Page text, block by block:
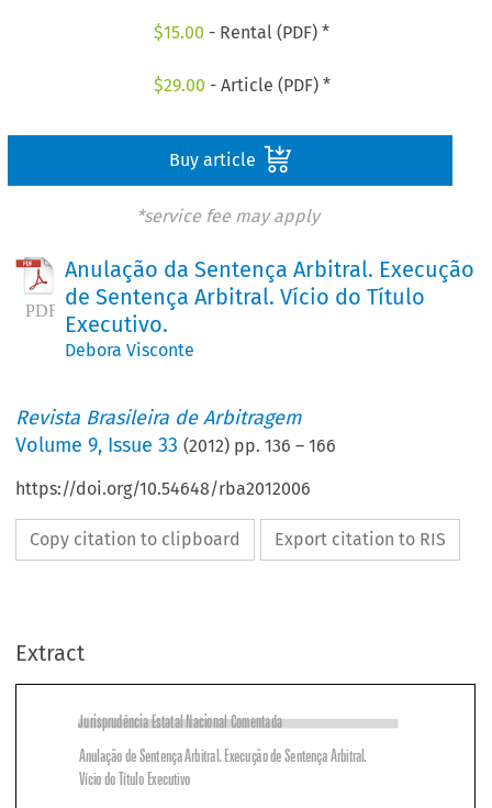
$15.00 - Rental (PDF) *
$29.00 - Article (PDF) *
Buy article
*service fee may apply
Anulação da Sentença Arbitral. Execução
de Sentença Arbitral. Vício do Título
Executivo.
Debora Visconte
Revista Brasileira de Arbitragem
Volume9, Issue 33 (2012) pp.136 –166
https://doi.org/10.54648/rba2012006
Copy citation to clipboard Export citation to RIS
Extract



Anulação de Sentença Arbitral� Execução de Sentença Arbitral�
Vício do Título Executivo